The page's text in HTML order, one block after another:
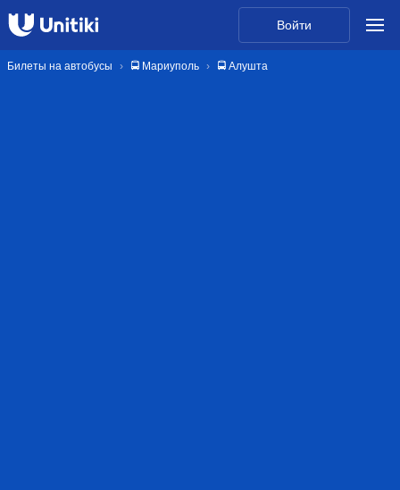
Войти
Билеты на автобусы 🚍 Мариуполь 🚍 Алушта